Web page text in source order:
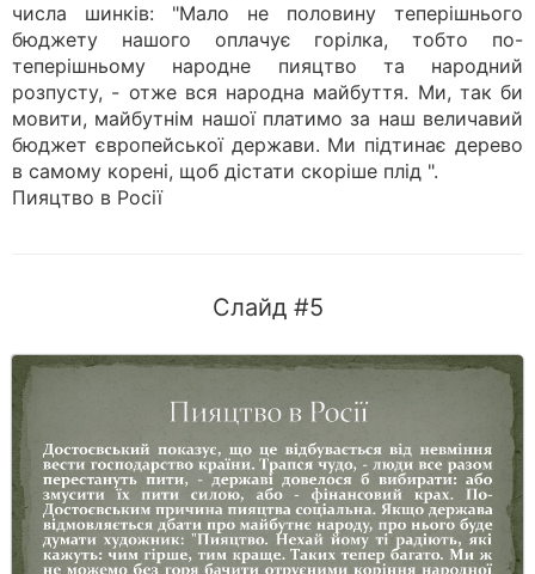
числа шинків: "Мало не половину теперішнього
бюджету нашого оплачує горілка, тобто по-
теперішньому народне пияцтво та народний
розпусту, - отже вся народна майбуття. Ми, так би
мовити, майбутнім нашої платимо за наш величавий
бюджет європейської держави. Ми підтинає дерево
в самому корені, щоб дістати скоріше плід ".
Пияцтво в Росії
Слайд #5